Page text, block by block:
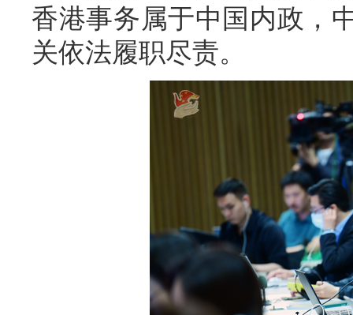
香港事务属于中国内政，
关依法履职尽责。